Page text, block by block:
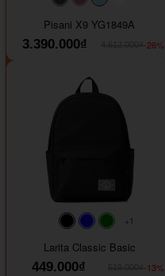
#40454a#b76e79
#9ad8e7
Pisani X9 YG1849A
3.390.000₫
-26%
#faf0e6
#000000#0000FF#008000
+1
Larita Classic Basic
449.000₫
-13%